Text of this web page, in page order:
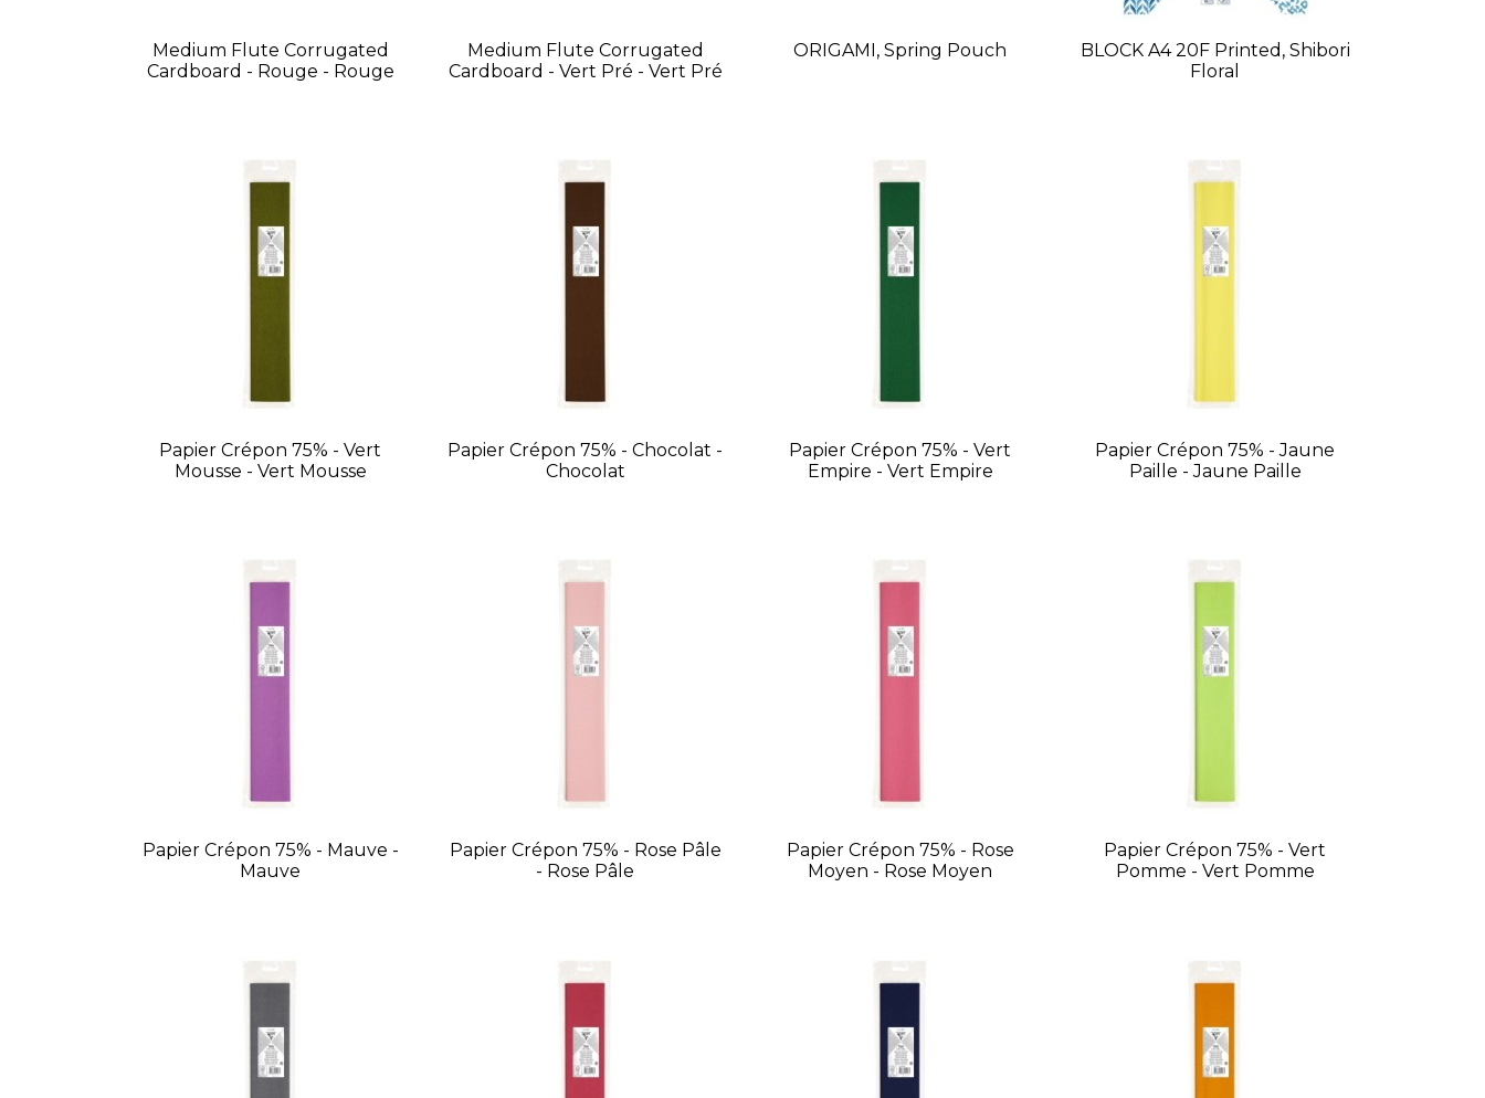
Medium Flute Corrugated
Cardboard - Rouge - Rouge
Medium Flute Corrugated
Cardboard - Vert Pré - Vert Pré
ORIGAMI, Spring Pouch
BLOCK A4 20F Printed, Shibori
Floral
Papier Crépon 75% - Vert
Mousse - Vert Mousse
Papier Crépon 75% - Chocolat -
Chocolat
Papier Crépon 75% - Vert
Empire - Vert Empire
Papier Crépon 75% - Jaune
Paille - Jaune Paille
Papier Crépon 75% - Mauve -
Mauve
Papier Crépon 75% - Rose Pâle
- Rose Pâle
Papier Crépon 75% - Rose
Moyen - Rose Moyen
Papier Crépon 75% - Vert
Pomme - Vert Pomme